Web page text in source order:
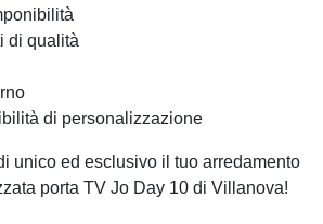
di qualità
di personalizzazione
unico ed esclusivo il tuo arredamento
porta TV Jo Day 10 di Villanova!